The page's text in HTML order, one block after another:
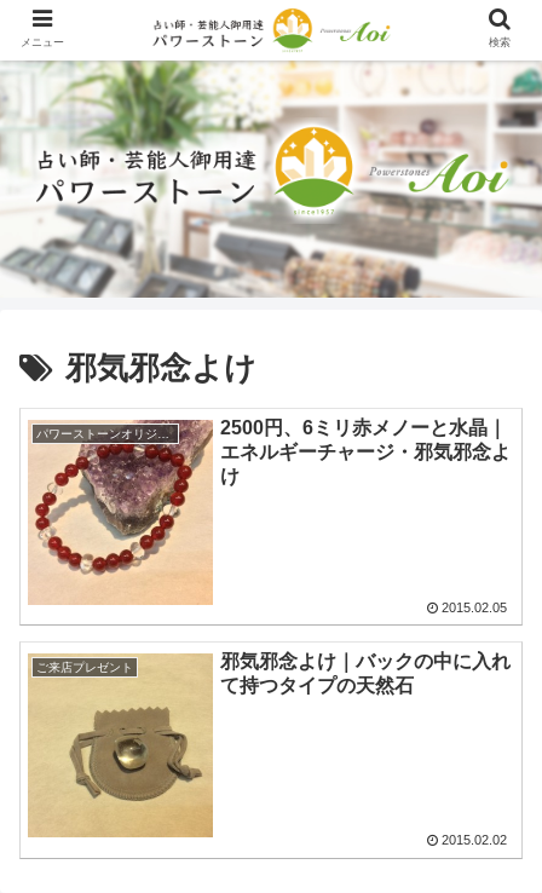
邪気邪念よけ
パワーストーンオリジナル
2500円、6ミリ赤メノーと水晶｜
エネルギーチャージ・邪気邪念よ
け
2015.02.05
ご来店プレゼント
邪気邪念よけ｜バックの中に入れ
て持つタイプの天然石
2015.02.02
メニュー 検索